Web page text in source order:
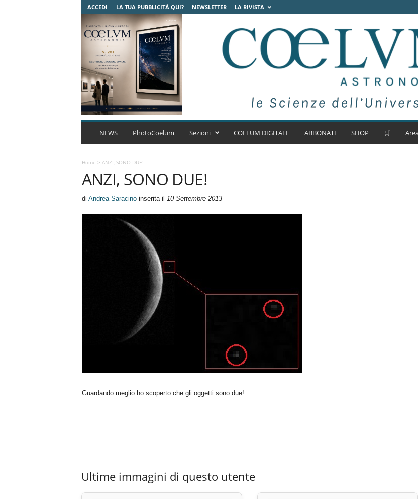
ACCEDI LA TUA PUBBLICITÀ QUI? NEWSLETTER LA RIVISTA
C
m
A
r
a
NEWS PhotoCoelum Sezioni COELUM DIGITALE ABBONATI SHOP 🛒
Home > ANZI, SONO DUE!
ANZI, SONO DUE!
di Andrea Saracinoinserita il 10 Settembre 2013
Guardando meglio ho scoperto che gli oggetti sono due!
Ultime immagini di questo utente